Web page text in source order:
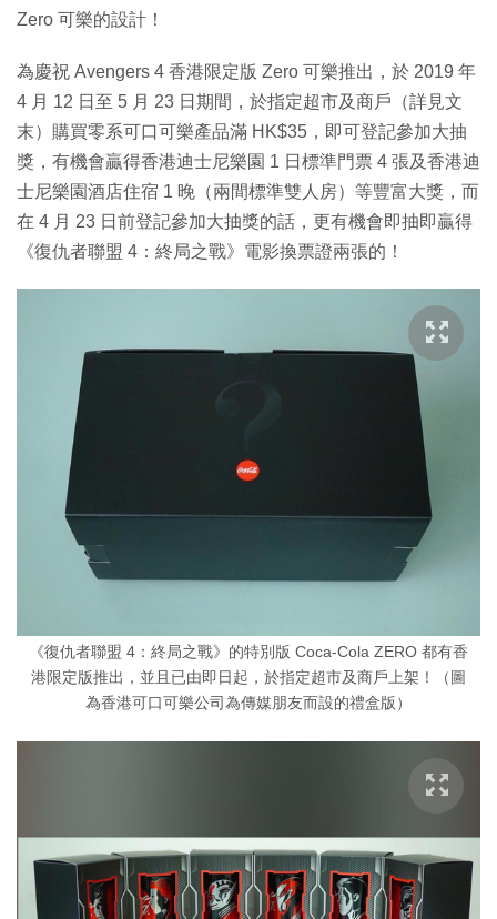
Zero 可樂的設計！
為慶祝 Avengers 4 香港限定版 Zero 可樂推出，於 2019 年
4 月 12 日至 5 月 23 日期間，於指定超市及商戶（詳見文
末）購買零系可口可樂產品滿 HK$35，即可登記參加大抽
獎，有機會贏得香港迪士尼樂園 1 日標準門票 4 張及香港迪
士尼樂園酒店住宿 1 晚（兩間標準雙人房）等豐富大獎，而
在 4 月 23 日前登記參加大抽獎的話，更有機會即抽即贏得
《復仇者聯盟 4：終局之戰》電影換票證兩張的！
《復仇者聯盟 4：終局之戰》的特別版 Coca-Cola ZERO 都有香
港限定版推出，並且已由即日起，於指定超市及商戶上架！（圖
為香港可口可樂公司為傳媒朋友而設的禮盒版）